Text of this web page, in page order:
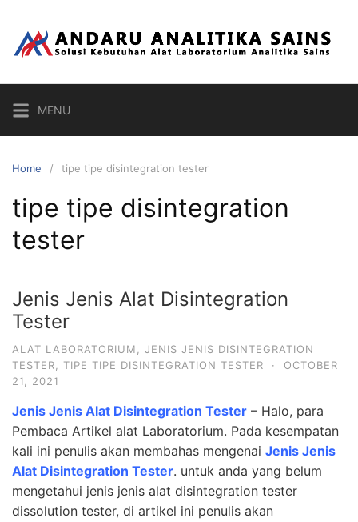
content
MENU
Home tipe tipe disintegration tester
tipe tipe disintegration
tester
Jenis Jenis Alat Disintegration
Tester
ALAT LABORATORIUM
JENIS JENIS DISINTEGRATION
TESTER
TIPE TIPE DISINTEGRATION TESTER ·
OCTOBER
21, 2021
Jenis Jenis Alat Disintegration Tester – Halo, para
Pembaca Artikel alat Laboratorium. Pada kesempatan
kali ini penulis akan membahas mengenai Jenis Jenis
Alat Disintegration Tester. untuk anda yang belum
mengetahui jenis jenis alat disintegration tester
dissolution tester, di artikel ini penulis akan